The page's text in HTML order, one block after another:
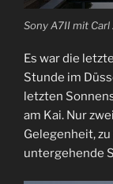
Sony A7II mit Carl
Es war die
Stunde im
letzten
am Kai. Nur
Gelegenheit,
untergehende